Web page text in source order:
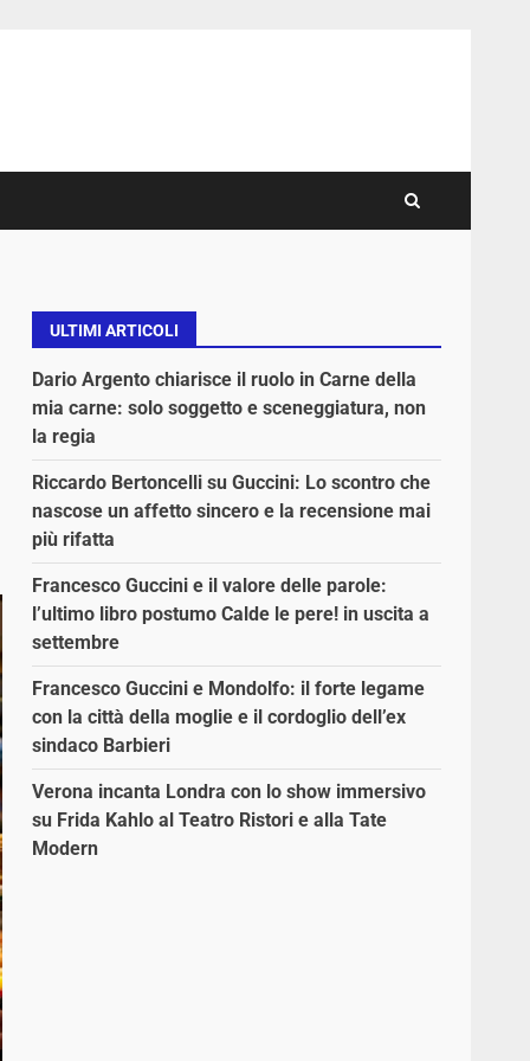
ULTIMI ARTICOLI
Dario Argento chiarisce il ruolo in Carne della
mia carne: solo soggetto e sceneggiatura, non
la regia
Riccardo Bertoncelli su Guccini: Lo scontro che
nascose un affetto sincero e la recensione mai
più rifatta
Francesco Guccini e il valore delle parole:
l’ultimo libro postumo Calde le pere! in uscita a
settembre
Francesco Guccini e Mondolfo: il forte legame
con la città della moglie e il cordoglio dell’ex
sindaco Barbieri
Verona incanta Londra con lo show immersivo
su Frida Kahlo al Teatro Ristori e alla Tate
Modern